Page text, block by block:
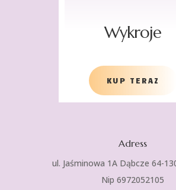
Wykroje
KUP TERAZ
Adress
ul. Jaśminowa 1A Dąbcze 64-
Nip 6972052105